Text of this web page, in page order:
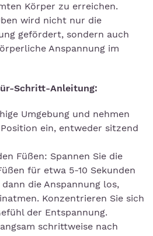
Körper zu erreichen.
wird nicht nur die
gefördert, sondern auch
Anspannung im
Schritt-Anleitung:
Umgebung und nehmen
ein, entweder sitzend
Füßen: Spannen Sie die
für etwa 5-10 Sekunden
die Anspannung los,
Konzentrieren Sie sich
der Entspannung.
schrittweise nach